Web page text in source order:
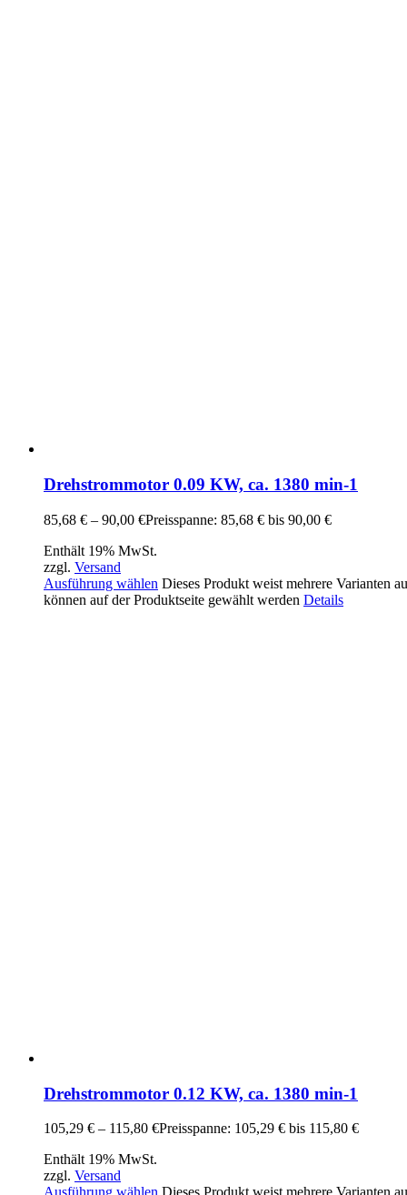
Drehstrommotor 0.09 KW, ca. 1380 min-1
85,68 € – 90,00 €Preisspanne: 85,68 € bis 90,00 €
Enthält 19% MwSt.
zzgl. Versand
Ausführung wählen Dieses Produkt weist mehrere Varianten
können auf der Produktseite gewählt werden Details
Drehstrommotor 0.12 KW, ca. 1380 min-1
105,29 € – 115,80 €Preisspanne: 105,29 € bis 115,80 €
Enthält 19% MwSt.
zzgl. Versand